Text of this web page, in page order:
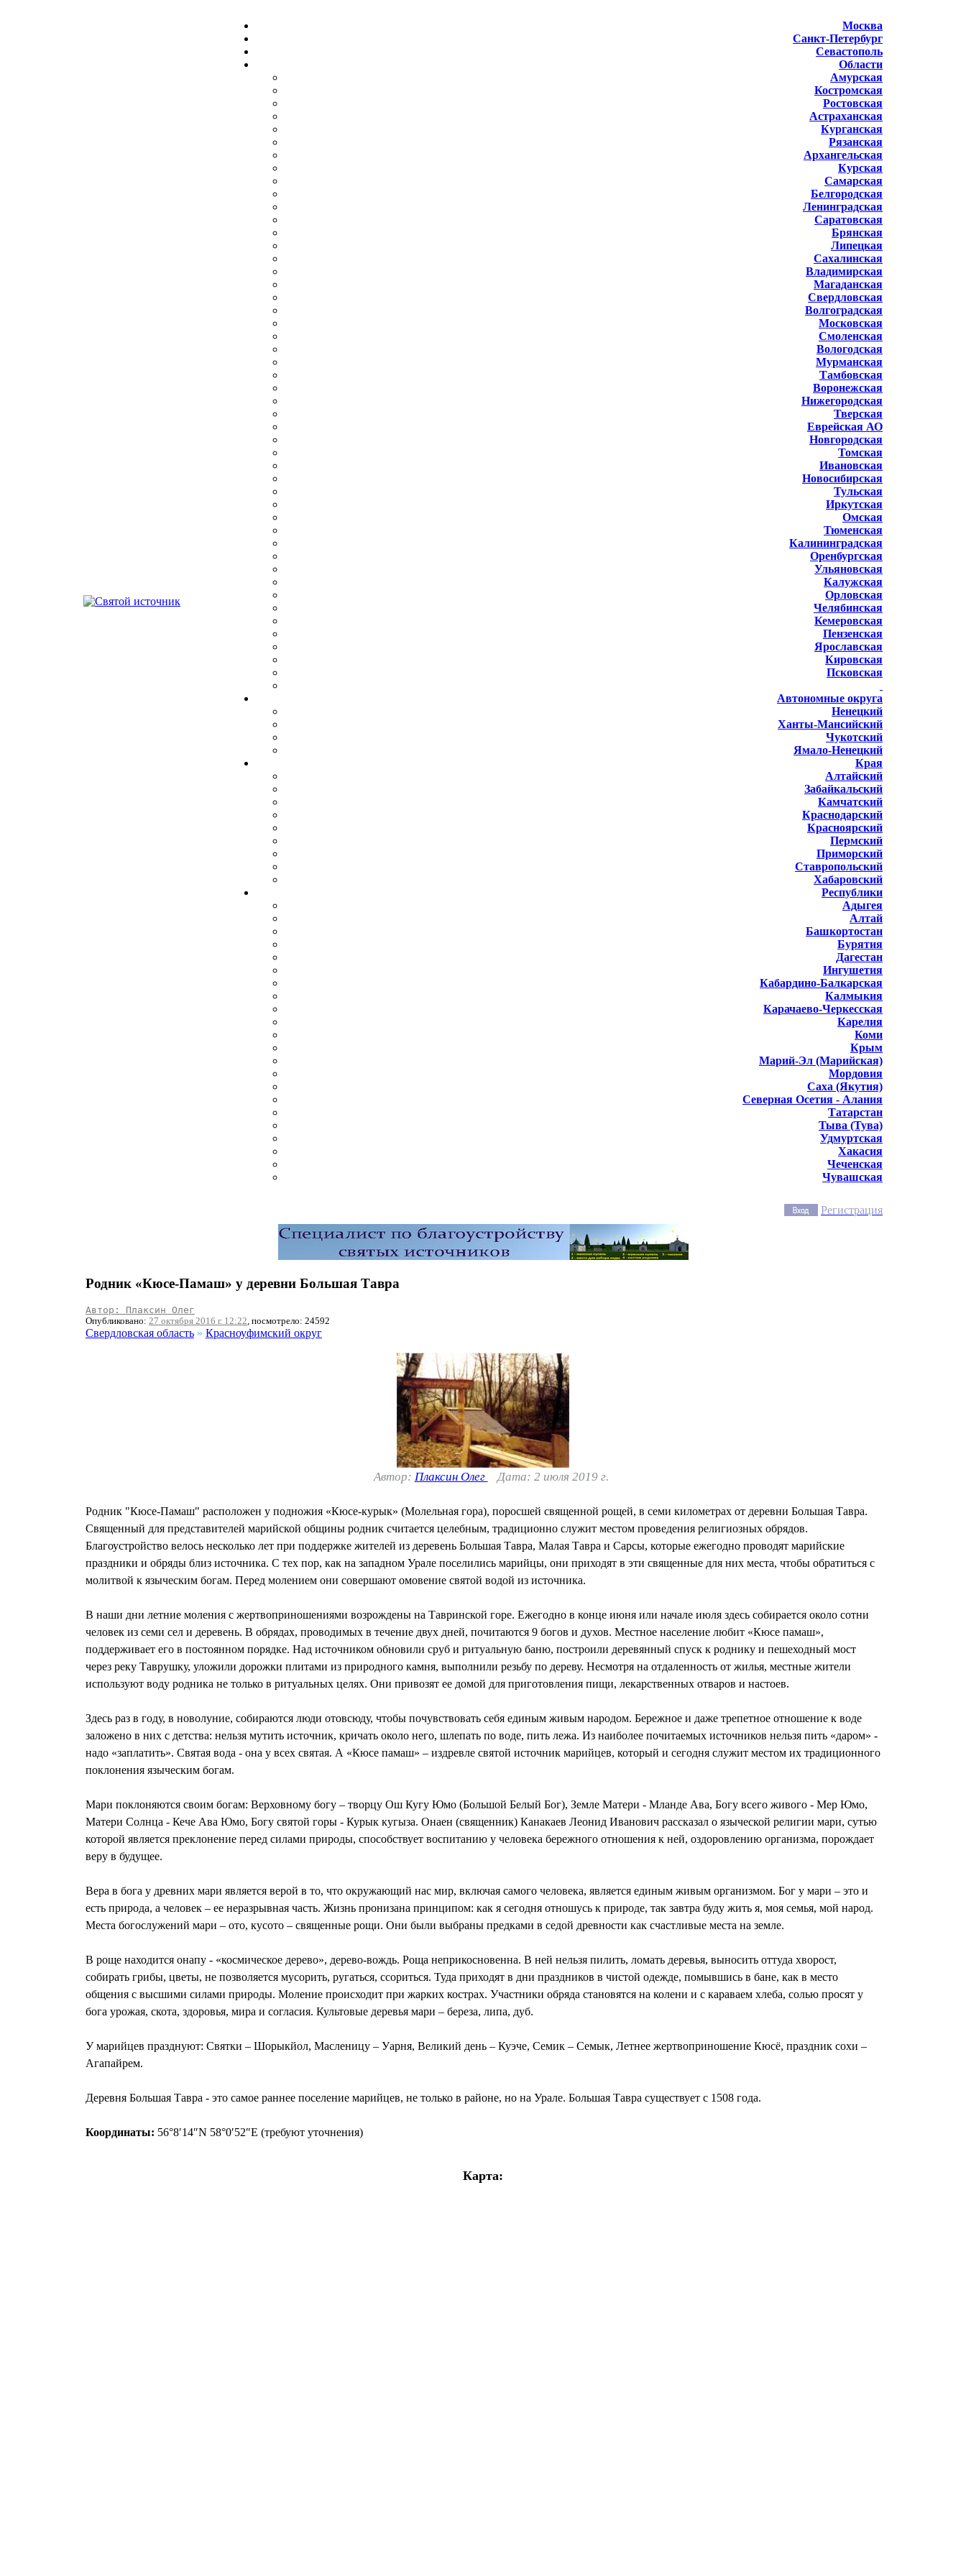
Москва
Санкт-Петербург
Севастополь
Области
Амурская
Костромская
Ростовская
Астраханская
Курганская
Рязанская
Архангельская
Курская
Самарская
Белгородская
Ленинградская
Саратовская
Брянская
Липецкая
Сахалинская
Владимирская
Магаданская
Свердловская
Волгоградская
Московская
Смоленская
Вологодская
Мурманская
Тамбовская
Воронежская
Нижегородская
Тверская
Еврейская АО
Новгородская
Томская
Ивановская
Новосибирская
Тульская
Иркутская
Омская
Тюменская
Калининградская
Оренбургская
Ульяновская
Калужская
Орловская
Челябинская
Кемеровская
Пензенская
Ярославская
Кировская
Псковская
Автономные округа
Ненецкий
Ханты-Мансийский
Чукотский
Ямало-Ненецкий
Края
Алтайский
Забайкальский
Камчатский
Краснодарский
Красноярский
Пермский
Приморский
Ставропольский
Хабаровский
Республики
Адыгея
Алтай
Башкортостан
Бурятия
Дагестан
Ингушетия
Кабардино-Балкарская
Калмыкия
Карачаево-Черкесская
Карелия
Коми
Крым
Марий-Эл (Марийская)
Мордовия
Саха (Якутия)
Северная Осетия - Алания
Татарстан
Тыва (Тува)
Удмуртская
Хакасия
Чеченская
Чувашская
Регистрация
Родник «Кюсе-Памаш» у деревни Большая Тавра
Автор: Плаксин Олег
Опубликовано: 27 октября 2016 г. 12:22, посмотрело: 24592
Свердловская область » Красноуфимский округ
Автор: Плаксин Олег Дата: 2 июля 2019 г.
Родник "Кюсе-Памаш" расположен у подножия «Кюсе-курык» (Молельная гора), поросшей священной рощей, в семи километрах от деревни Большая Тавра.
Священный для представителей марийской общины родник считается целебным, традиционно служит местом проведения религиозных обрядов.
Благоустройство велось несколько лет при поддержке жителей из деревень Большая Тавра, Малая Тавра и Сарсы, которые ежегодно проводят марийские
праздники и обряды близ источника. С тех пор, как на западном Урале поселились марийцы, они приходят в эти священные для них места, чтобы обратиться с
молитвой к языческим богам. Перед молением они совершают омовение святой водой из источника.
В наши дни летние моления с жертвоприношениями возрождены на Тавринской горе. Ежегодно в конце июня или начале июля здесь собирается около сотни
человек из семи сел и деревень. В обрядах, проводимых в течение двух дней, почитаются 9 богов и духов. Местное население любит «Кюсе памаш»,
поддерживает его в постоянном порядке. Над источником обновили сруб и ритуальную баню, построили деревянный спуск к роднику и пешеходный мост
через реку Таврушку, уложили дорожки плитами из природного камня, выполнили резьбу по дереву. Несмотря на отдаленность от жилья, местные жители
используют воду родника не только в ритуальных целях. Они привозят ее домой для приготовления пищи, лекарственных отваров и настоев.
Здесь раз в году, в новолуние, собираются люди отовсюду, чтобы почувствовать себя единым живым народом. Бережное и даже трепетное отношение к воде
заложено в них с детства: нельзя мутить источник, кричать около него, шлепать по воде, пить лежа. Из наиболее почитаемых источников нельзя пить «даром» -
надо «заплатить». Святая вода - она у всех святая. А «Кюсе памаш» – издревле святой источник марийцев, который и сегодня служит местом их традиционного
поклонения языческим богам.
Мари поклоняются своим богам: Верховному богу – творцу Ош Кугу Юмо (Большой Белый Бог), Земле Матери - Мланде Ава, Богу всего живого - Мер Юмо,
Матери Солнца - Кече Ава Юмо, Богу святой горы - Курык кугыза. Онаен (священник) Канакаев Леонид Иванович рассказал о языческой религии мари, сутью
которой является преклонение перед силами природы, способствует воспитанию у человека бережного отношения к ней, оздоровлению организма, порождает
веру в будущее.
Вера в бога у древних мари является верой в то, что окружающий нас мир, включая самого человека, является единым живым организмом. Бог у мари – это и
есть природа, а человек – ее неразрывная часть. Жизнь пронизана принципом: как я сегодня отношусь к природе, так завтра буду жить я, моя семья, мой народ.
Места богослужений мари – ото, кусото – священные рощи. Они были выбраны предками в седой древности как счастливые места на земле.
В роще находится онапу - «космическое дерево», дерево-вождь. Роща неприкосновенна. В ней нельзя пилить, ломать деревья, выносить оттуда хворост,
собирать грибы, цветы, не позволяется мусорить, ругаться, ссориться. Туда приходят в дни праздников в чистой одежде, помывшись в бане, как в место
общения с высшими силами природы. Моление происходит при жарких кострах. Участники обряда становятся на колени и с караваем хлеба, солью просят у
бога урожая, скота, здоровья, мира и согласия. Культовые деревья мари – береза, липа, дуб.
У марийцев празднуют: Святки – Шорыкйол, Масленицу – Уарня, Великий день – Куэче, Семик – Семык, Летнее жертвоприношение Кюсё, праздник сохи –
Агапайрем.
Деревня Большая Тавра - это самое раннее поселение марийцев, не только в районе, но на Урале. Большая Тавра существует с 1508 года.
Координаты: 56°8′14″N 58°0′52″E (требуют уточнения)
Карта: